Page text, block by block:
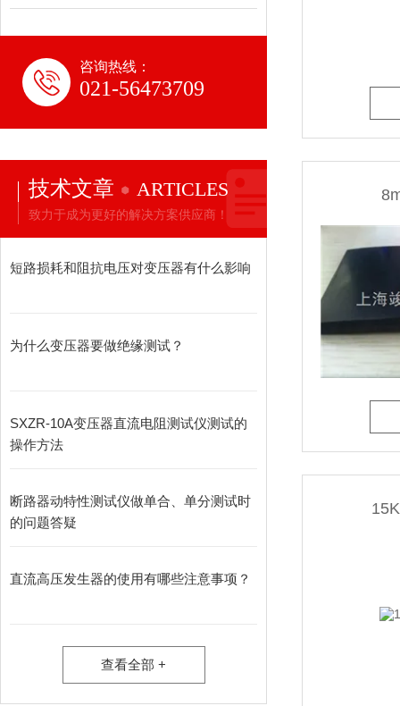
咨询热线：
021-56473709
技术文章 ARTICLES
致力于成为更好的解决方案供应商！
短路损耗和阻抗电压对变压器有什么影响
为什么变压器要做绝缘测试？
SXZR-10A变压器直流电阻测试仪测试的
操作方法
断路器动特性测试仪做单合、单分测试时
的问题答疑
直流高压发生器的使用有哪些注意事项？
查看全部 +